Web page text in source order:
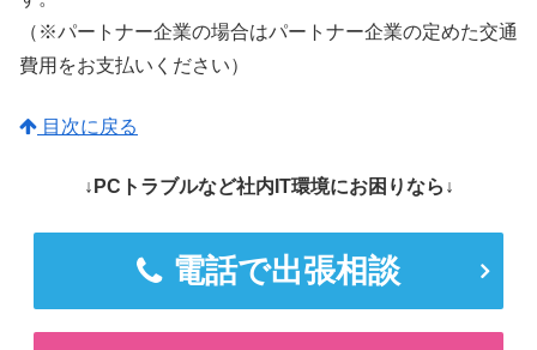
（※パートナー企業の場合はパートナー企業の定めた交通
費用をお支払いください）
目次に戻る
↓PCトラブルなど社内IT環境にお困りなら↓
電話で出張相談